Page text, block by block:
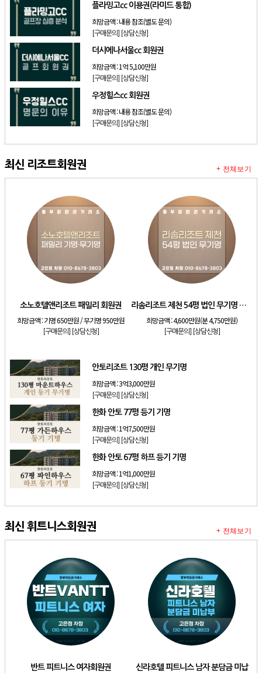
플라밍고cc 이용권(라미드 통합)
희망금액 :내용 참조(별도 문의)
[구매문의] [상담신청]
더시에나서울cc 회원권
희망금액 :1억 5,100만원
[구매문의] [상담신청]
우정힐스cc 회원권
희망금액 :내용 참조(별도 문의)
[구매문의] [상담신청]
최신 리조트회원권
소노호텔앤리조트 패밀리 회원권
희망금액 :기명 650만원 / 무기명 950만원
[구매문의] [상담신청]
리솜리조트 제천 54평 법인 무기명 회원제
희망금액 :4,600만원(분 4,750만원)
[구매문의] [상담신청]
안토리조트 130평 개인 무기명
희망금액 :3억3,000만원
[구매문의] [상담신청]
한화 안토 77평 등기 기명
희망금액 :1억7,500만원
[구매문의] [상담신청]
한화 안토 67평 하프 등기 기명
희망금액 :1억1,000만원
[구매문의] [상담신청]
+ 전체보기
최신 휘트니스회원권
반트 피트니스 여자회원권 신라호텔 피트니스 남자 분담금 미납
+ 전체보기